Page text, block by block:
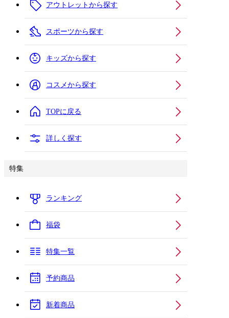
アウトレットから探す
スポーツから探す
キッズから探す
コスメから探す
TOPに戻る
詳しく探す
特集
ランキング
福袋
特集一覧
予約商品
新着商品